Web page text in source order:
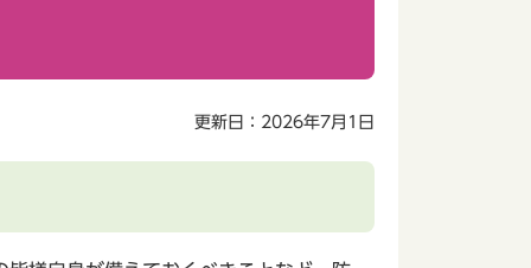
更新日：2026年7月1日